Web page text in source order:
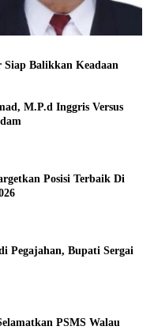
Siap Balikkan Keadaan
M.P.d Inggris Versus
Posisi Terbaik Di
Pegajahan, Bupati Sergai
PSMS Walau